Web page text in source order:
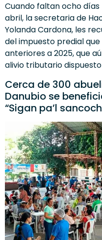
Cuando faltan ocho
abril, la secretaria de
Yolanda Cardona, les
del impuesto predial
anteriores a 2025, que
alivio tributario
Cerca de 300
Danubio se
“Sigan pa’l